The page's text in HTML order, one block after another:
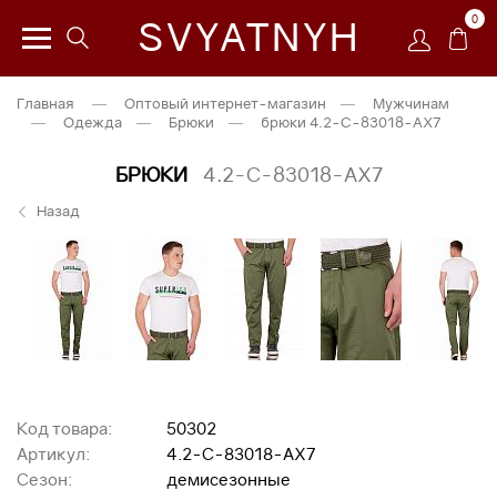
SVYATNYH 0
Главная — Оптовый интернет-магазин —
Мужчинам
—
Одежда — Брюки — брюки 4.2-C-83018-AX7
БРЮКИ 4.2-C-83018-AX7
Назад
Код товара:
50302
Артикул:
4.2-C-83018-AX7
Сезон:
демисезонные